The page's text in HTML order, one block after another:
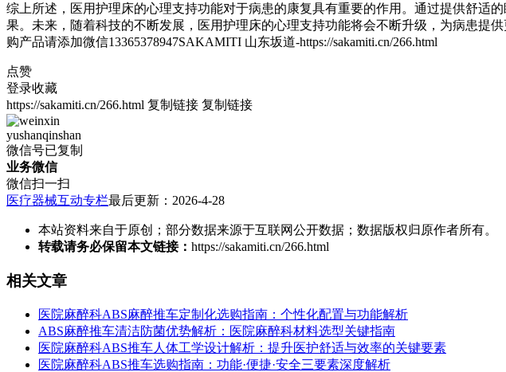
综上所述，医用护理床的心理支持功能对于病患的康复具有重要的作用。通过提供舒适
果。未来，随着科技的不断发展，医用护理床的心理支持功能将会不断升级，为病患提
购产品请添加微信13365378947SAKAMITI 山东坂道-https://sakamiti.cn/266.html
点赞
登录收藏
https://sakamiti.cn/266.html 复制链接 复制链接
yushanqinshan
微信号已复制
业务微信
微信扫一扫
医疗器械互动专栏最后更新：2026-4-28
本站资料来自于原创；部分数据来源于互联网公开数据；数据版权归原作者所有。
转载请务必保留本文链接： https://sakamiti.cn/266.html
相关文章
医院麻醉科ABS麻醉推车定制化选购指南：个性化配置与功能解析
ABS麻醉推车清洁防菌优势解析：医院麻醉科材料选型关键指南
医院麻醉科ABS推车人体工学设计解析：提升医护舒适与效率的关键要素
医院麻醉科ABS推车选购指南：功能·便捷·安全三要素深度解析